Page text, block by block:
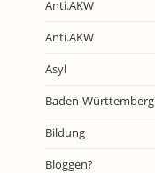
Anti.AKW
Anti.AKW
Asyl
Baden-Württemberg
Bildung
Bloggen?